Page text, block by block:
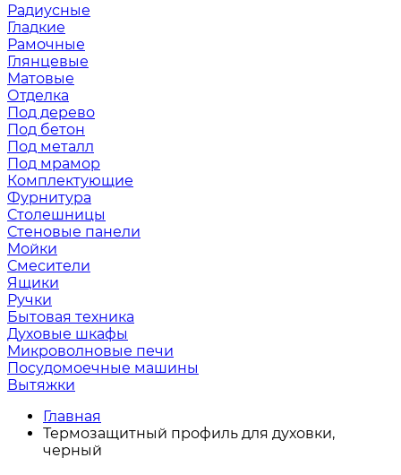
Радиусные
Гладкие
Рамочные
Глянцевые
Матовые
Отделка
Под дерево
Под бетон
Под металл
Под мрамор
Комплектующие
Фурнитура
Столешницы
Стеновые панели
Мойки
Смесители
Ящики
Ручки
Бытовая техника
Духовые шкафы
Микроволновые печи
Посудомоечные машины
Вытяжки
Главная
Термозащитный профиль для духовки,
черный